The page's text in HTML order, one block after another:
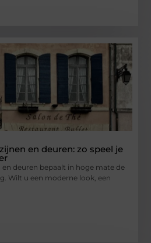
en deuren: zo speel je
deuren bepaalt in hoge mate de
Wilt u een moderne look, een